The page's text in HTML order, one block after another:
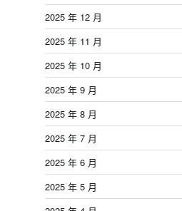
2025 年 12 月
2025 年 11 月
2025 年 10 月
2025 年 9 月
2025 年 8 月
2025 年 7 月
2025 年 6 月
2025 年 5 月